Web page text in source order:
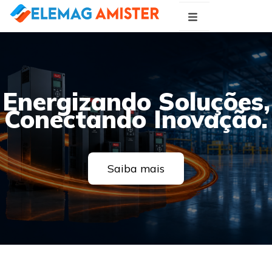
Energizando Soluções,
Conectando Inovação.
Saiba mais